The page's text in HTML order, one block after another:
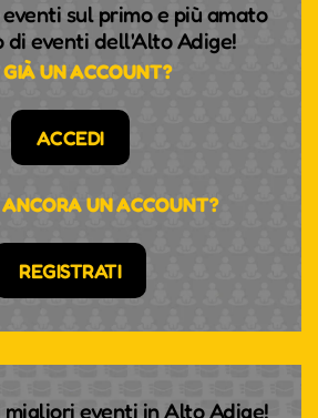
sul primo e più amato
di eventi dell'Alto Adige!
UN ACCOUNT?
ACCEDI
UN ACCOUNT?
REGISTRATI
eventi in Alto Adige!